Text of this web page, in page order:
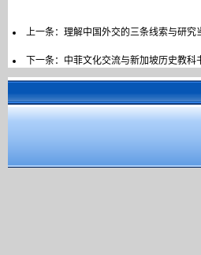
上一条： 理解中国外交的三条线索与研究
下一条： 中菲文化交流与新加坡历史教